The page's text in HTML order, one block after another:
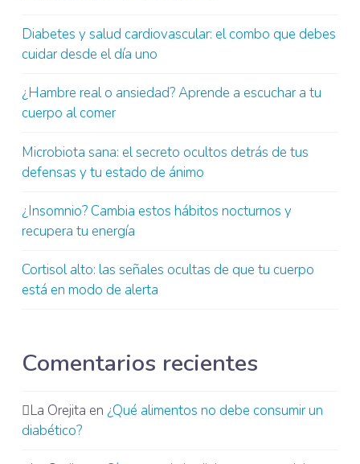
Diabetes y salud cardiovascular: el combo que debes
cuidar desde el día uno
¿Hambre real o ansiedad? Aprende a escuchar a tu
cuerpo al comer
Microbiota sana: el secreto ocultos detrás de tus
defensas y tu estado de ánimo
¿Insomnio? Cambia estos hábitos nocturnos y
recupera tu energía
Cortisol alto: las señales ocultas de que tu cuerpo
está en modo de alerta
Comentarios recientes
La Orejita en ¿Qué alimentos no debe consumir un
diabético?